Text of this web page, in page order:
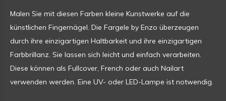
Malen Sie mit diesen Farben kleine Kunstwerke auf die
künstlichen Fingernägel. Die Fargele by Enzo überzeugen
durch ihre einzigartigen Haltbarkeit und ihre einzigartigen
Farbbrillanz. Sie lassen sich leicht und einfach verarbeiten.
Diese können als Fullcover, French oder auch Nailart
verwenden werden. Eine UV- oder LED-Lampe ist notwendig.